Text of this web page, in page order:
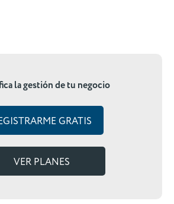
la gestión de tu negocio
GRATIS
VER PLANES